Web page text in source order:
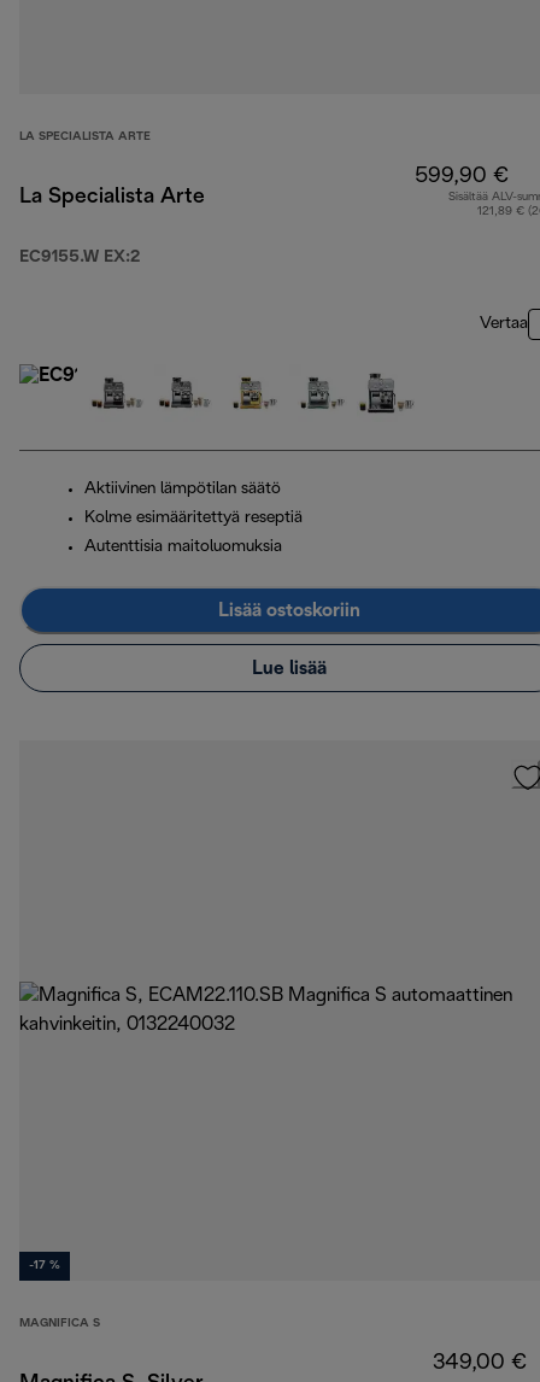
LA SPECIALISTA ARTE
La Specialista Arte
EC9155.W EX:2
599,90 €
Sisältää ALV-
121,89 €
Vertaa
Aktiivinen lämpötilan säätö
Kolme esimääritettyä reseptiä
Autenttisia maitoluomuksia
Lisää ostoskoriin
Lue lisää
-17 %
MAGNIFICA S
349,00 €